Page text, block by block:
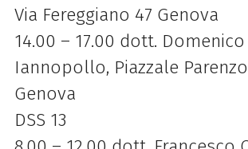
Via Fereggiano 47 Genova
14.00 – 17.00 dott. Domenico
Iannopollo, Piazzale
Genova
DSS 13